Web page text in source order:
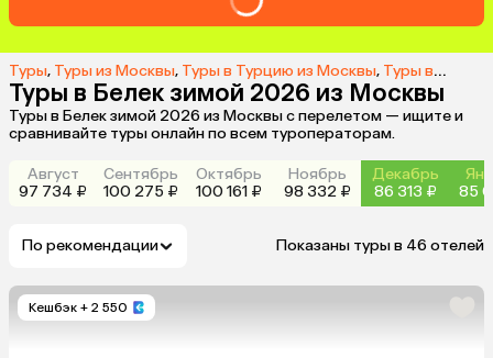
Туры, Туры из Москвы, Туры в Турцию из Москвы, Туры в Белек из Москвы
Туры в Белек зимой 2026 из Москвы
Туры в Белек зимой 2026 из Москвы с перелетом — ищите и
сравнивайте туры онлайн по всем туроператорам.
Август
97 734 ₽
Сентябрь
100 275 ₽
Октябрь
100 161 ₽
Ноябрь
98 332 ₽
Декабрь
86 313 ₽
85
По рекомендации Показаны туры в 46 отелей
Кешбэк + 2 550